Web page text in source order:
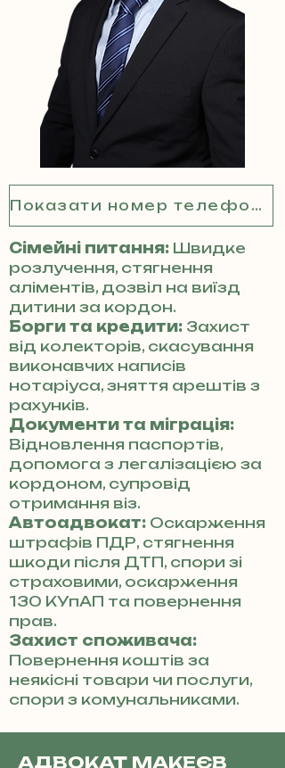
Показати номер телефону
Сімейні питання: Швидке
розлучення, стягнення
аліментів, дозвіл на виїзд
дитини за кордон.
Борги та кредити: Захист
від колекторів, скасування
виконавчих написів
нотаріуса, зняття арештів з
рахунків.
Документи та міграція:
Відновлення паспортів,
допомога з легалізацією за
кордоном, супровід
отримання віз.
Автоадвокат: Оскарження
штрафів ПДР, стягнення
шкоди після ДТП, спори зі
страховими, оскарження
130 КУпАП та повернення
прав.
Захист споживача:
Повернення коштів за
неякісні товари чи послуги,
спори з комунальниками.
АДВОКАТ МАКЕЄВ